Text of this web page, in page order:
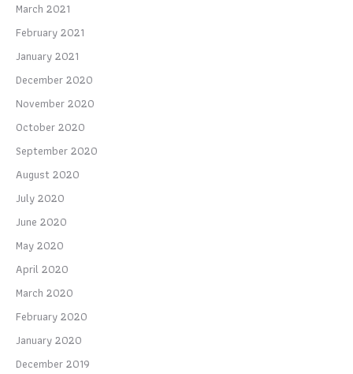
March 2021
February 2021
January 2021
December 2020
November 2020
October 2020
September 2020
August 2020
July 2020
June 2020
May 2020
April 2020
March 2020
February 2020
January 2020
December 2019